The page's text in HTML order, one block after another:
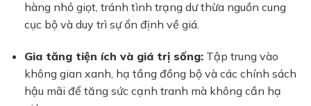
hàng nhỏ giọt, tránh tình trạng dư thừa nguồn cung
cục bộ và duy trì sự ổn định về giá.
Gia tăng tiện ích và giá trị sống: Tập trung vào
không gian xanh, hạ tầng đồng bộ và các chính sách
hậu mãi để tăng sức cạnh tranh mà không cần hạ